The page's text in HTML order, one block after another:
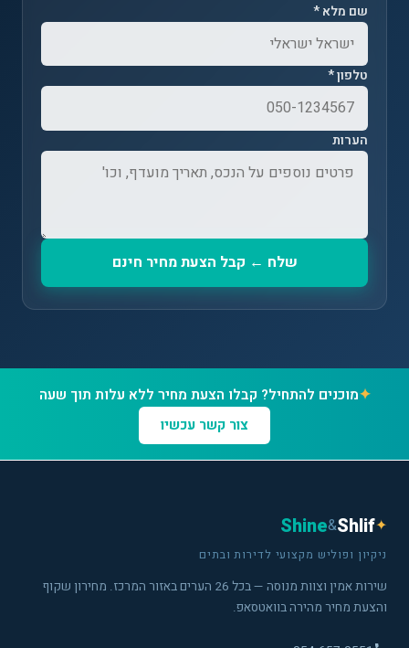
שם מלא *
טלפון *
הערות
שלח ← קבל הצעת מחיר חינם
✦מוכנים להתחיל? קבלו הצעת מחיר ללא עלות תוך שעה
צור קשר עכשיו
✦
Shlif
&
Shine
ניקיון ופוליש מקצועי לדירות ובתים
שירות אמין וצוות מנוסה — בכל 26 הערים באזור המרכז. מחירון שקוף
והצעת מחיר מהירה בוואטסאפ.